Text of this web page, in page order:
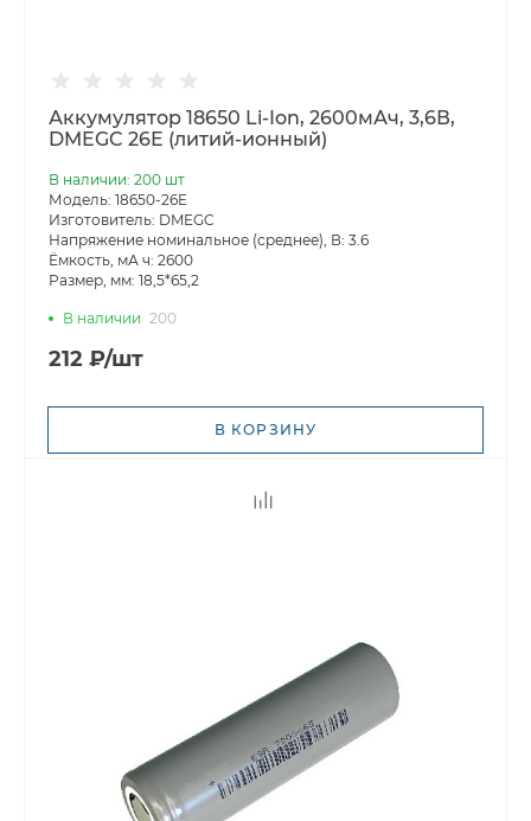
Аккумулятор 18650 Li-Ion, 2600мАч, 3,6В,
DMEGC 26E (литий-ионный)
В наличии: 200 шт
Модель: 18650-26E
Изготовитель: DMEGC
Напряжение номинальное (среднее), В: 3.6
Ёмкость, мА ч: 2600
Размер, мм: 18,5*65,2
В наличии 200
212 ₽/шт
В КОРЗИНУ